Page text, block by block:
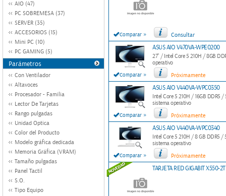
AIO (47)
PC SOBREMESA (37)
SERVER (35)
ACCESORIOS (15)
Mini PC (10)
PC GAMING (5)
Parámetros
Con Ventilador
Altavoces
Procesador - Familia
Lector De Tarjetas
Rango pulgadas
Unidad Optica
Color del Producto
Modelo gráfica dedicada
Memoria Gráfica (VRAM)
Tamaño pulgadas
Panel Tactil
S.O.
Tipo Equipo
Comparar » Consultar
Comparar »
ASUS AIO V470VA-WPE0200
27" / Intel Core 5 210H / 8GB
operativo
Próximamente
Comparar »
ASUS AIO V440VA-WPC0350
Intel Core 5 210H / 16GB DDR5
sistema operativo
Próximamente
Comparar »
ASUS AIO V440VA-WPC0340
Intel Core 5 210H / 8 GB DDR5
sistema operativo
Próximamente
TARJETA RED GIGABIT X550-